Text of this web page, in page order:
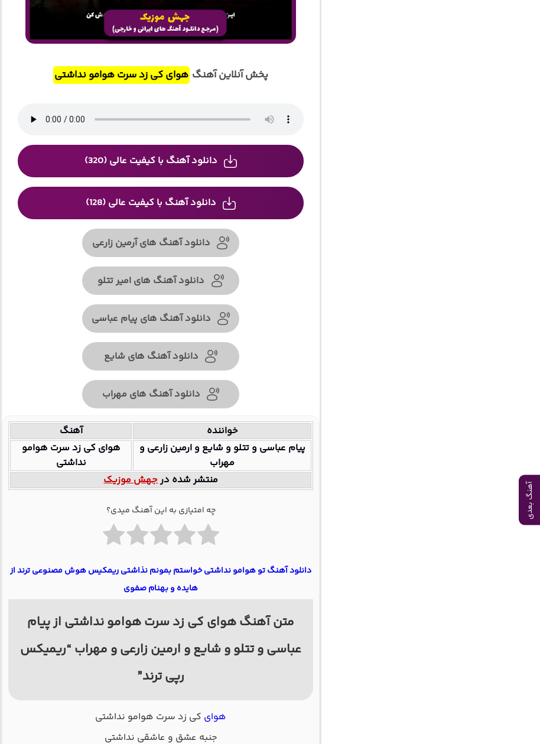
آهنگ بعدی
پخش آنلاین آهنگ هوای کی زد سرت هوامو نداشتی
دانلود آهنگ با کیفیت عالی (320)
دانلود آهنگ با کیفیت عالی (128)
دانلود آهنگ های آرمین زارعی
دانلود آهنگ های امیر تتلو
دانلود آهنگ های پیام عباسی
دانلود آهنگ های شایع
دانلود آهنگ های مهراب
خواننده
آهنگ
پیام عباسی و تتلو و شایع و ارمین زارعی و
مهراب
هوای کی زد سرت هوامو
نداشتی
منتشر شده درجهش موزیک
چه امتیازی به این آهنگ میدی؟
دانلود آهنگ تو هوامو نداشتی خواستم بمونم نذاشتی ریمکیس هوش مصنوعی ترند از
هایده و بهنام صفوی
متن آهنگ هوای کی زد سرت هوامو نداشتی از پیام
عباسی و تتلو و شایع و ارمین زارعی و مهراب “ریمیکس
رپی ترند”
هوای کی زد سرت هوامو نداشتی
جنبه عشق و عاشقی نداشتی